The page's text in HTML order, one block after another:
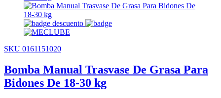
SKU 0161151020
Bomba Manual Trasvase De Grasa Para
Bidones De 18-30 kg